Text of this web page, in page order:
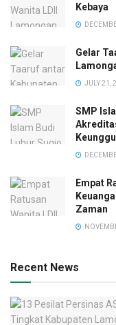
Kebaya
Gelar
JULY 21,
SMP
Empat
Zaman
Recent News